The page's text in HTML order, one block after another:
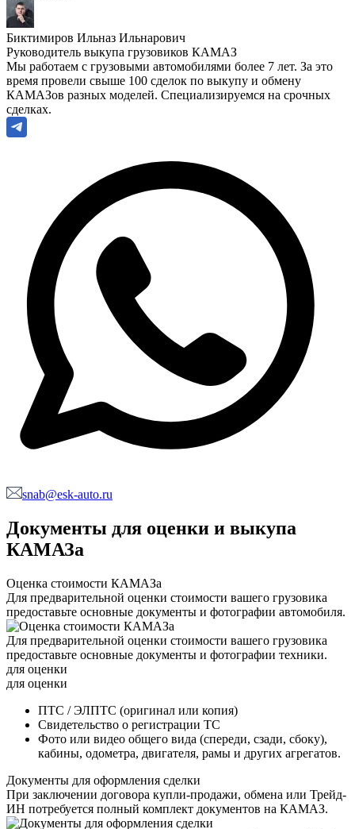
Биктимиров Ильназ Ильнарович
Руководитель выкупа грузовиков КАМАЗ
Мы работаем с грузовыми автомобилями более 7 лет. За это
время провели свыше 100 сделок по выкупу и обмену
КАМАЗов разных моделей. Специализируемся на срочных
сделках.
snab@esk-auto.ru
Документы для оценки и выкупа
КАМАЗа
Оценка стоимости КАМАЗа
Для предварительной оценки стоимости вашего грузовика
предоставьте основные документы и фотографии автомобиля.
Для предварительной оценки стоимости вашего грузовика
предоставьте основные документы и фотографии техники.
для оценки
для оценки
ПТС / ЭЛПТС (оригинал или копия)
Свидетельство о регистрации ТС
Фото или видео общего вида (спереди, сзади, сбоку),
кабины, одометра, двигателя, рамы и других агрегатов.
Документы для оформления сделки
При заключении договора купли-продажи, обмена или Трейд-
ИН потребуется полный комплект документов на КАМАЗ.